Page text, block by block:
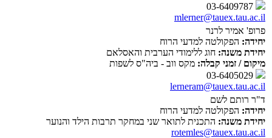
mlerner@tauex.tau.ac.il
פרופ' אמיר לרנר
יחידה: הפקולטה למדעי הרוח
יחידת משנה: חוג ללימודי הערבית והאסלאם
מיקום / זמני קבלה: מקס ווב - ביה"ס לשפות
lerneram@tauex.tau.ac.il
ד"ר רותם לשם
יחידה: הפקולטה למדעי הרוח
יחידת משנה: התכנית לתואר שני במחקר תרבות הילד והנוער
rotemles@tauex.tau.ac.il